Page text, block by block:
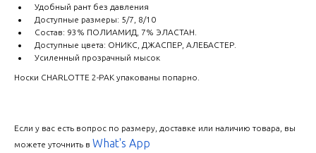
Удобный рант без давления
Доступные размеры: 5/7, 8/10
Состав: 93% ПОЛИАМИД, 7% ЭЛАСТАН.
Доступные цвета: ОНИКС, ДЖАСПЕР, АЛЕБАСТЕР.
Усиленный прозрачный мысок
Носки CHARLOTTE 2-PAK упакованы попарно.
Если у вас есть вопрос по размеру, доставке или наличию товара, вы
можете уточнить в What's App